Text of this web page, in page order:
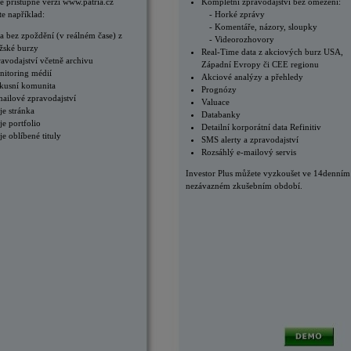
například:
bez zpoždění (v reálném čase) z
burzy
včetně archivu
médií
komunita
zpravodajství
stránka
portfolio
oblíbené tituly
Horké zprávy
Komentáře, názory, sloupky
Videorozhovory
Real-Time data z akciových burz USA,
Západní Evropy či CEE regionu
Akciové analýzy a přehledy
Prognózy
Valuace
Databanky
Detailní korporátní data Refinitiv
SMS alerty a zpravodajství
Rozsáhlý e-mailový servis
Investor Plus můžete vyzkoušet ve 14denním
nezávazném zkušebním období.